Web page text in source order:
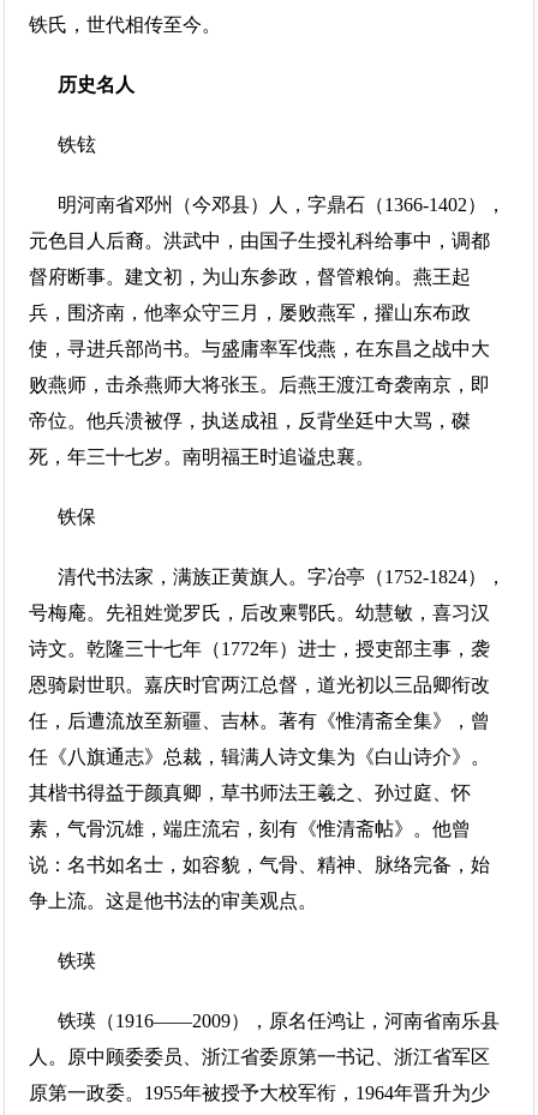
铁氏，世代相传至今。
历史名人
铁铉
明河南省邓州（今邓县）人，字鼎石（1366-1402），
元色目人后裔。洪武中，由国子生授礼科给事中，调都
督府断事。建文初，为山东参政，督管粮饷。燕王起
兵，围济南，他率众守三月，屡败燕军，擢山东布政
使，寻进兵部尚书。与盛庸率军伐燕，在东昌之战中大
败燕师，击杀燕师大将张玉。后燕王渡江奇袭南京，即
帝位。他兵溃被俘，执送成祖，反背坐廷中大骂，磔
死，年三十七岁。南明福王时追谥忠襄。
铁保
清代书法家，满族正黄旗人。字冶亭（1752-1824），
号梅庵。先祖姓觉罗氏，后改柬鄂氏。幼慧敏，喜习汉
诗文。乾隆三十七年（1772年）进士，授吏部主事，袭
恩骑尉世职。嘉庆时官两江总督，道光初以三品卿衔改
任，后遭流放至新疆、吉林。著有《惟清斋全集》，曾
任《八旗通志》总裁，辑满人诗文集为《白山诗介》。
其楷书得益于颜真卿，草书师法王羲之、孙过庭、怀
素，气骨沉雄，端庄流宕，刻有《惟清斋帖》。他曾
说：名书如名士，如容貌，气骨、精神、脉络完备，始
争上流。这是他书法的审美观点。
铁瑛
铁瑛（1916——2009），原名任鸿让，河南省南乐县
人。原中顾委委员、浙江省委原第一书记、浙江省军区
原第一政委。1955年被授予大校军衔，1964年晋升为少